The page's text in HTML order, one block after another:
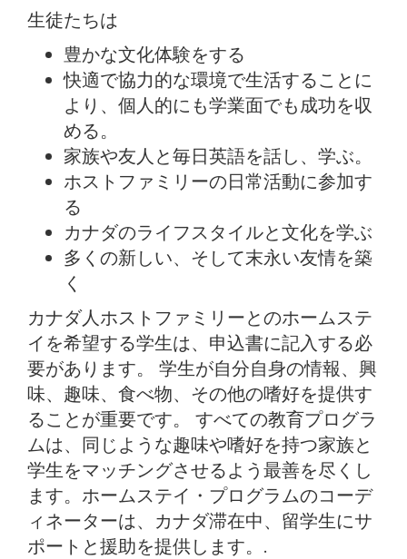
生徒たちは
豊かな文化体験をする
快適で協力的な環境で生活することに
より、個人的にも学業面でも成功を収
める。
家族や友人と毎日英語を話し、学ぶ。
ホストファミリーの日常活動に参加す
る
カナダのライフスタイルと文化を学ぶ
多くの新しい、そして末永い友情を築
く
カナダ人ホストファミリーとのホームステ
イを希望する学生は、申込書に記入する必
要があります。 学生が自分自身の情報、興
味、趣味、食べ物、その他の嗜好を提供す
ることが重要です。 すべての教育プログラ
ムは、同じような趣味や嗜好を持つ家族と
学生をマッチングさせるよう最善を尽くし
ます。ホームステイ・プログラムのコーデ
ィネーターは、カナダ滞在中、留学生にサ
ポートと援助を提供します。.